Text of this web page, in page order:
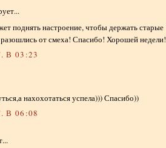
поднять настроение, чтобы держать старые
от смеха! Спасибо! Хорошей недели!
В 03:23
нахохотаться успела))) Спасибо))
В 06:08